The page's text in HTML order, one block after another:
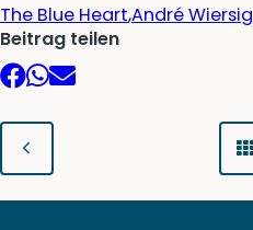
The Blue HeartAndré Wiersig
Beitrag teilen
Facebook
WhatsApp
E-